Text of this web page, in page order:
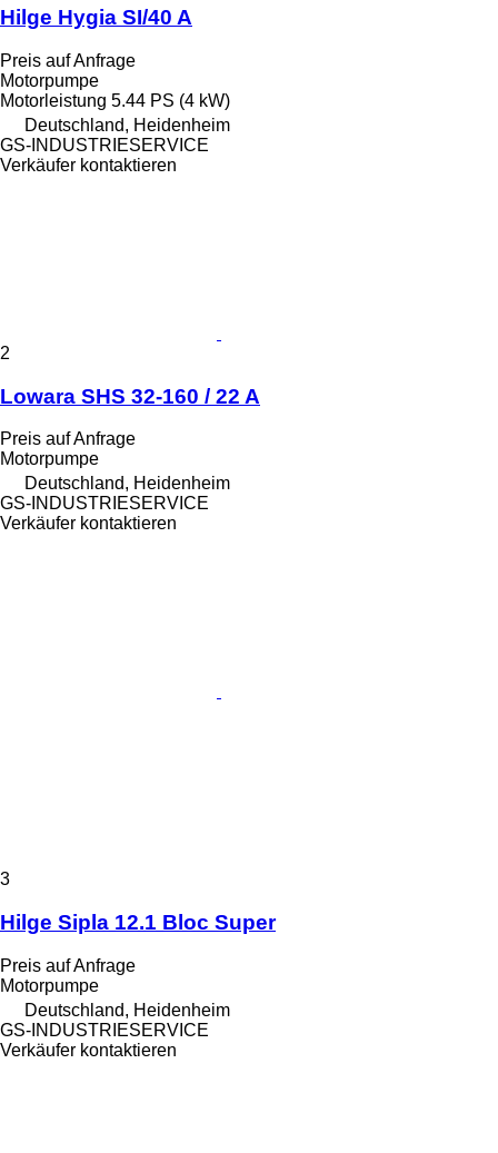
Hilge Hygia SI/40 A
Preis auf Anfrage
Motorpumpe
Motorleistung 5.44 PS (4 kW)
Deutschland, Heidenheim
GS-INDUSTRIESERVICE
Verkäufer kontaktieren
2
Lowara SHS 32-160 / 22 A
Preis auf Anfrage
Motorpumpe
Deutschland, Heidenheim
GS-INDUSTRIESERVICE
Verkäufer kontaktieren
3
Hilge Sipla 12.1 Bloc Super
Preis auf Anfrage
Motorpumpe
Deutschland, Heidenheim
GS-INDUSTRIESERVICE
Verkäufer kontaktieren